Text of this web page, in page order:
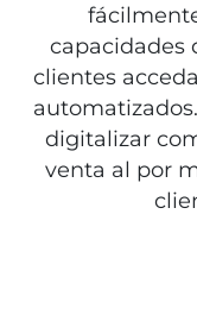
capacidades
clientes
digitalizar
venta al por